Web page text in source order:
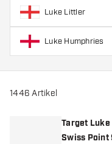
Spieler. Egal ob du mit Gabriel Clemens , Luke Littler ,
Michael van
Luke Littler
Luke Humphries
1446 Artikel
Target
Swiss Point